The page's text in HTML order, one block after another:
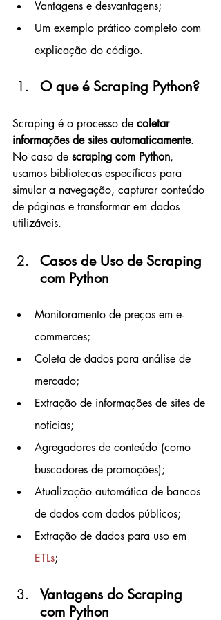
Vantagens e desvantagens;
Um exemplo prático completo com
explicação do código.
O que é Scraping Python?
Scraping é o processo de coletar
informações de sites automaticamente.
No caso de scraping com Python,
usamos bibliotecas específicas para
simular a navegação, capturar conteúdo
de páginas e transformar em dados
utilizáveis.
Casos de Uso de Scraping
com Python
Monitoramento de preços em e-
commerces;
Coleta de dados para análise de
mercado;
Extração de informações de sites de
notícias;
Agregadores de conteúdo (como
buscadores de promoções);
Atualização automática de bancos
de dados com dados públicos;
Extração de dados para uso em
ETLs;
Vantagens do Scraping
com Python